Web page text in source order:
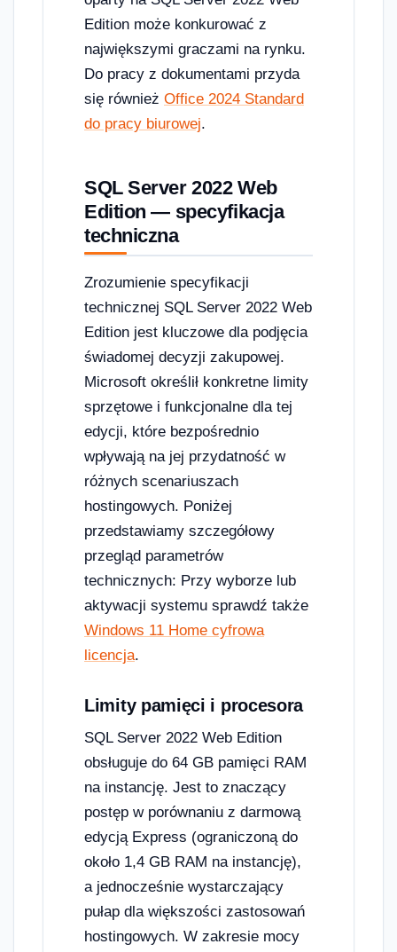
Edition może konkurować z
największymi graczami na rynku.
Do pracy z dokumentami przyda
się również Office 2024 Standard
do pracy biurowej.
SQL Server 2022 Web
Edition — specyfikacja
techniczna
Zrozumienie specyfikacji
technicznej SQL Server 2022 Web
Edition jest kluczowe dla podjęcia
świadomej decyzji zakupowej.
Microsoft określił konkretne limity
sprzętowe i funkcjonalne dla tej
edycji, które bezpośrednio
wpływają na jej przydatność w
różnych scenariuszach
hostingowych. Poniżej
przedstawiamy szczegółowy
przegląd parametrów
technicznych: Przy wyborze lub
aktywacji systemu sprawdź także
Windows 11 Home cyfrowa
licencja.
Limity pamięci i procesora
SQL Server 2022 Web Edition
obsługuje do 64 GB pamięci RAM
na instancję. Jest to znaczący
postęp w porównaniu z darmową
edycją Express (ograniczoną do
około 1,4 GB RAM na instancję),
a jednocześnie wystarczający
pułap dla większości zastosowań
hostingowych. W zakresie mocy